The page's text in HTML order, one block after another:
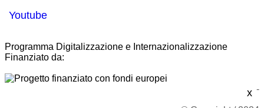
x
Youtube
Programma Digitalizzazione e Internazionalizzazione
Finanziato da:
-